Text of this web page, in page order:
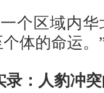
个区域内
体的命运。
录：人豹冲